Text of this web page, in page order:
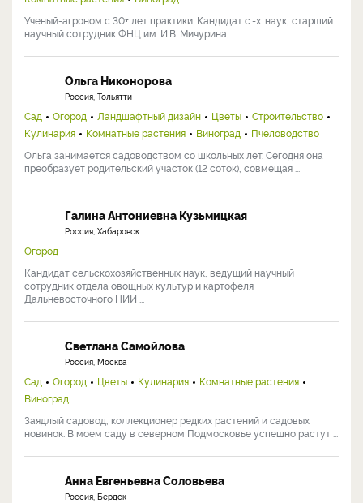
Ученый-агроном с 30+ лет практики. Кандидат с.-х. наук, старший
научный сотрудник ФНЦ им. И.В. Мичурина, ...
Ольга Никонорова
Россия, Тольятти
Сад Огород Ландшафтный дизайн Цветы
Строительство
Кулинария
Комнатные растения Виноград
Пчеловодство
Ольга занимается садоводством со школьных лет. Сегодня она
преобразует родительский участок (12 соток), совмещая ...
Галина Антониевна Кузьмицкая
Россия, Хабаровск
Огород
Кандидат сельскохозяйственных наук, ведущий научный
сотрудник отдела овощных культур и картофеля
Дальневосточного НИИ ...
Светлана Самойлова
Россия, Москва
Сад Огород Цветы Кулинария
Комнатные растения
Виноград
Заядлый садовод, коллекционер редких растений и садовых
новинок. В моем саду в северном Подмосковье успешно растут ...
Анна Евгеньевна Соловьева
Россия, Бердск